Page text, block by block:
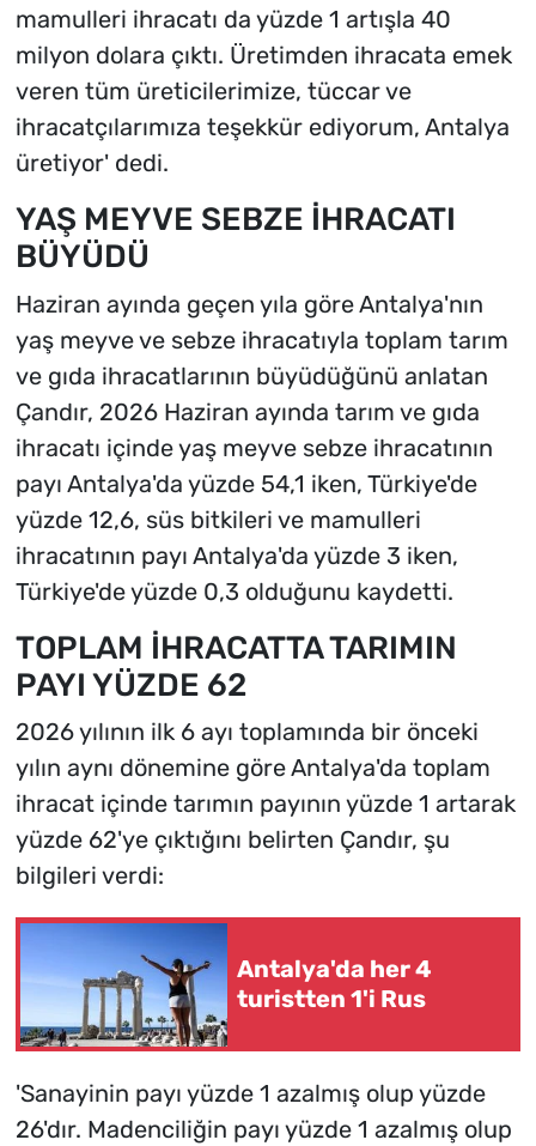
mamulleri ihracatı da yüzde 1 artışla 40
milyon dolara çıktı. Üretimden ihracata emek
veren tüm üreticilerimize, tüccar ve
ihracatçılarımıza teşekkür ediyorum, Antalya
üretiyor' dedi.
YAŞ MEYVE SEBZE İHRACATI
BÜYÜDÜ
Haziran ayında geçen yıla göre Antalya'nın
yaş meyve ve sebze ihracatıyla toplam tarım
ve gıda ihracatlarının büyüdüğünü anlatan
Çandır, 2026 Haziran ayında tarım ve gıda
ihracatı içinde yaş meyve sebze ihracatının
payı Antalya'da yüzde 54,1 iken, Türkiye'de
yüzde 12,6, süs bitkileri ve mamulleri
ihracatının payı Antalya'da yüzde 3 iken,
Türkiye'de yüzde 0,3 olduğunu kaydetti.
TOPLAM İHRACATTA TARIMIN
PAYI YÜZDE 62
2026 yılının ilk 6 ayı toplamında bir önceki
yılın aynı dönemine göre Antalya'da toplam
ihracat içinde tarımın payının yüzde 1 artarak
yüzde 62'ye çıktığını belirten Çandır, şu
bilgileri verdi:
Antalya'da her 4
turistten 1'i Rus
'Sanayinin payı yüzde 1 azalmış olup yüzde
26'dır. Madenciliğin payı yüzde 1 azalmış olup